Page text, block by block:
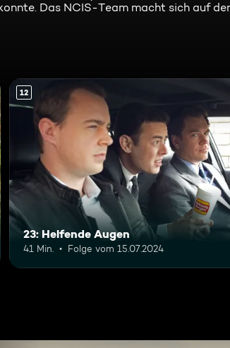
Das NCIS-Team macht sich auf
12
23: Helfende Augen
41 Min. Folge vom 15.07.2024